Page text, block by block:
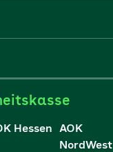
Arbeitgeber
Politikportal
Hessen
AOK
NordWest